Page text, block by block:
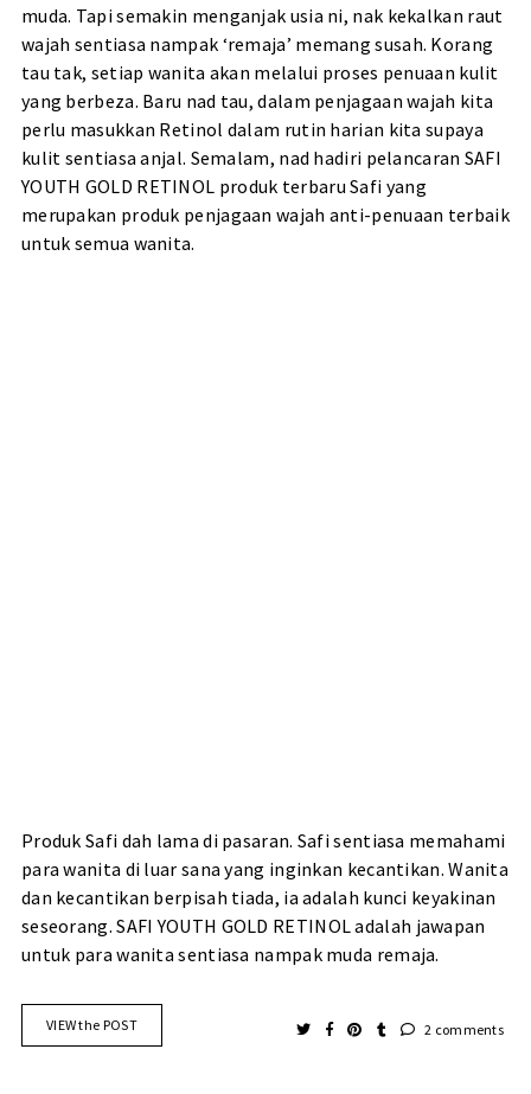
muda. Tapi semakin menganjak usia ni, nak kekalkan raut
wajah sentiasa nampak ‘remaja’ memang susah. Korang
tau tak, setiap wanita akan melalui proses penuaan kulit
yang berbeza. Baru nad tau, dalam penjagaan wajah kita
perlu masukkan Retinol dalam rutin harian kita supaya
kulit sentiasa anjal. Semalam, nad hadiri pelancaran SAFI
YOUTH GOLD RETINOL produk terbaru Safi yang
merupakan produk penjagaan wajah anti-penuaan terbaik
untuk semua wanita.
Produk Safi dah lama di pasaran. Safi sentiasa memahami
para wanita di luar sana yang inginkan kecantikan. Wanita
dan kecantikan berpisah tiada, ia adalah kunci keyakinan
seseorang. SAFI YOUTH GOLD RETINOL adalah jawapan
untuk para wanita sentiasa nampak muda remaja.
VIEW the POST 2 comments